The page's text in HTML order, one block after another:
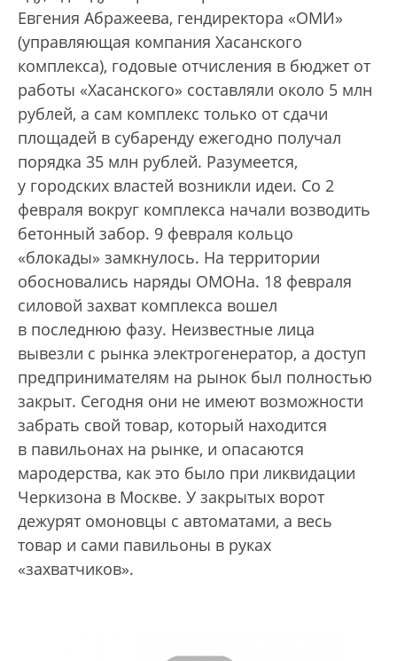
Евгения Абражеева, гендиректора «ОМИ»
(управляющая компания Хасанского
комплекса), годовые отчисления в бюджет от
работы «Хасанского» составляли около 5 млн
рублей, а сам комплекс только от сдачи
площадей в суб­аренду ежегодно получал
порядка 35 млн рублей. Разумеется,
у городских властей возникли идеи. Со 2
февраля вокруг комплекса начали возводить
бетонный забор. 9 февраля кольцо
«блокады» замкнулось. На территории
обосновались наряды ОМОНа. 18 февраля
силовой захват комплекса вошел
в последнюю фазу. Неизвестные лица
вывезли с рынка электрогенератор, а доступ
предпринимателям на рынок был полностью
закрыт. Сегодня они не имеют возможности
забрать свой товар, который находится
в павильонах на рынке, и опасаются
мародерства, как это было при ликвидации
Черкизона в Москве. У закрытых ворот
дежурят омоновцы с автоматами, а весь
товар и сами павильоны в руках
«захватчиков».